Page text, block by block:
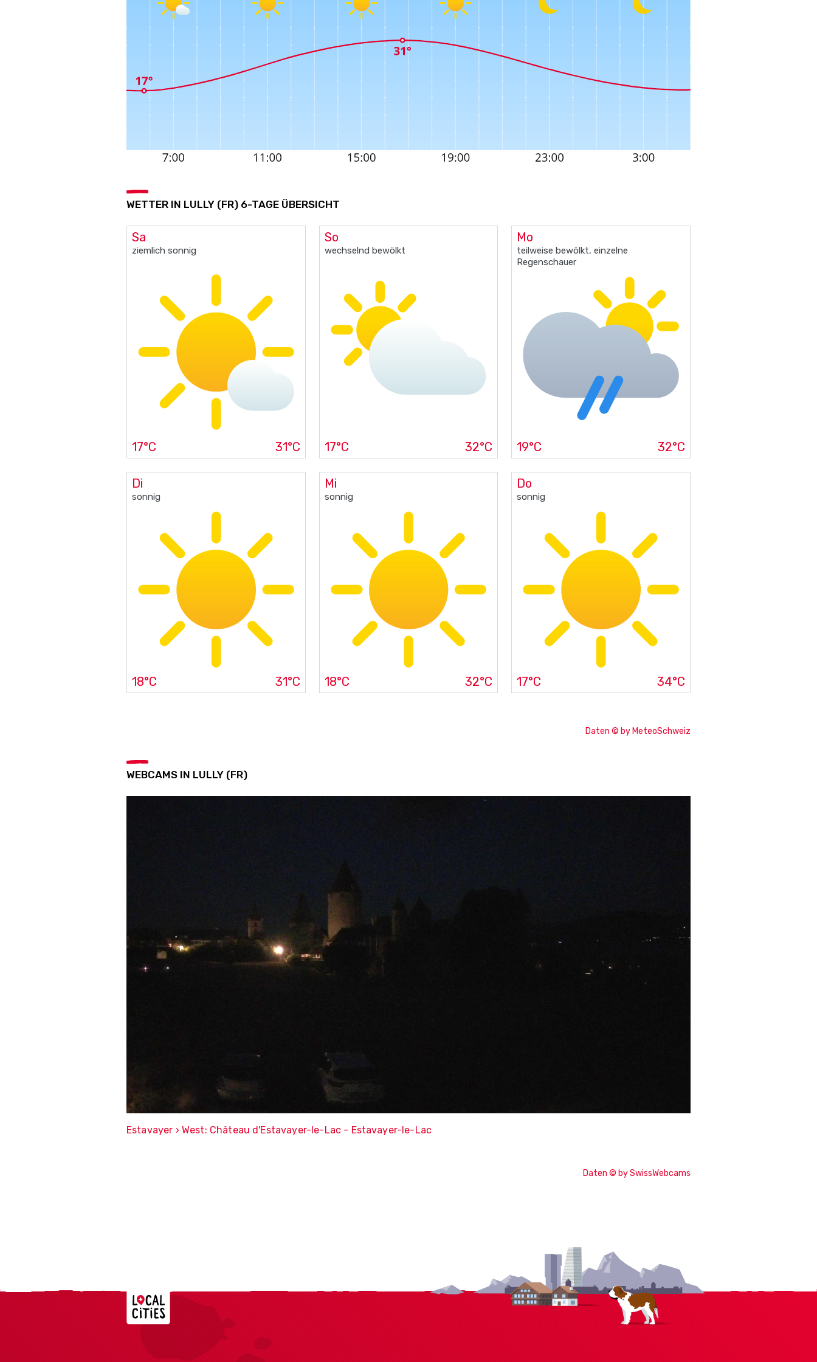
WETTER IN LULLY (FR) 6-TAGE ÜBERSICHT
Sa
ziemlich sonnig
17°C 31°C
So
wechselnd bewölkt
17°C 32°C
Mo
teilweise bewölkt, einzelne
Regenschauer
19°C 32°C
Di
sonnig
18°C 31°C
Mi
sonnig
18°C 32°C
Do
sonnig
17°C 34°C
Daten © by MeteoSchweiz
WEBCAMS IN LULLY (FR)
Estavayer › West: Château d'Estavayer-le-Lac - Estavayer-le-Lac
Daten © by SwissWebcams
Localcities